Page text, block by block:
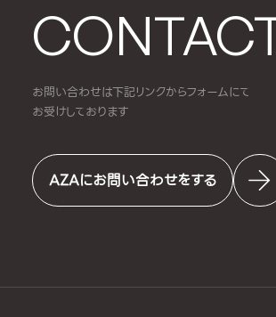
お問い合わせは下記リンクからフォームにて
お受けしております
AZAにお問い合わせをする